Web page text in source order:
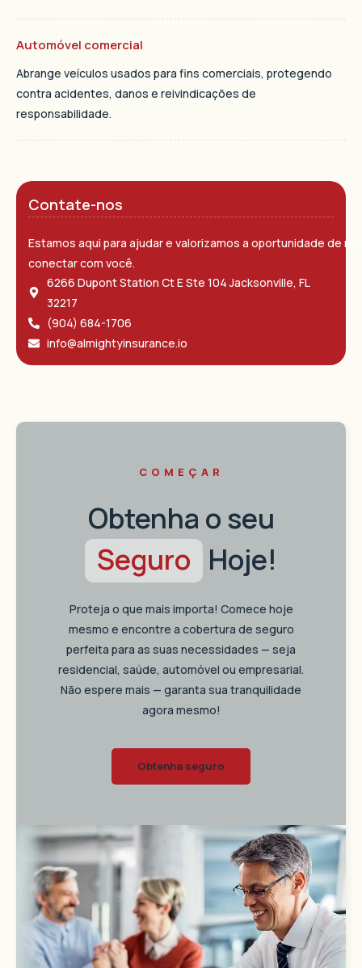
Automóvel comercial
Abrange veículos usados ​​para fins comerciais, protegendo
contra acidentes, danos e reivindicações de
responsabilidade.
Contate-nos
Estamos aqui para ajudar e valorizamos a oportunidade de
conectar com você.
6266 Dupont Station Ct E Ste 104 Jacksonville, FL
32217
(904) 684-1706
info@almightyinsurance.io
COMEÇAR
Obtenha o seu
Seguro Hoje!
Proteja o que mais importa! Comece hoje
mesmo e encontre a cobertura de seguro
perfeita para as suas necessidades — seja
residencial, saúde, automóvel ou empresarial.
Não espere mais — garanta sua tranquilidade
agora mesmo!
Obtenha seguro